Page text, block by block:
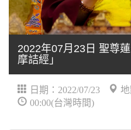
2022年07月23日 聖尊
摩詰經」
日期：2022/07/23
00:00(台灣時間)